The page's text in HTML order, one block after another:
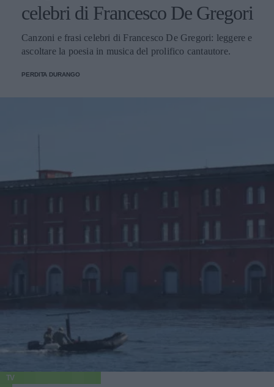
celebri di Francesco De Gregori
Canzoni e frasi celebri di Francesco De Gregori: leggere e
ascoltare la poesia in musica del prolifico cantautore.
PERDITA DURANGO
TV